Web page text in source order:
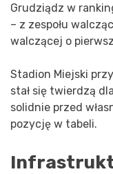
Grudziądz w
– z zespołu
walczącej o
Stadion Miejski
stał się twierdzą
solidnie przed
pozycję w tabeli.